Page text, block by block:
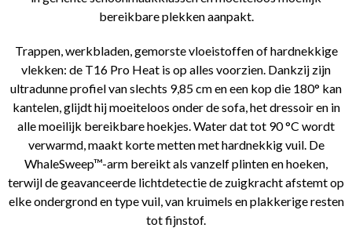
bereikbare plekken aanpakt.
Trappen, werkbladen, gemorste vloeistoffen of hardnekkige
vlekken: de T16 Pro Heat is op alles voorzien. Dankzij zijn
ultradunne profiel van slechts 9,85 cm en een kop die 180° kan
kantelen, glijdt hij moeiteloos onder de sofa, het dressoir en in
alle moeilijk bereikbare hoekjes. Water dat tot 90 °C wordt
verwarmd, maakt korte metten met hardnekkig vuil. De
WhaleSweep™-arm bereikt als vanzelf plinten en hoeken,
terwijl de geavanceerde lichtdetectie de zuigkracht afstemt op
elke ondergrond en type vuil, van kruimels en plakkerige resten
tot fijnstof.